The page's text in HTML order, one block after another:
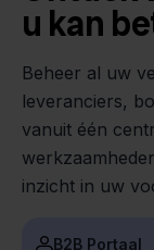
u kan
Beheer al uw
leveranciers,
vanuit één
inzicht in uw
B2B Portaal